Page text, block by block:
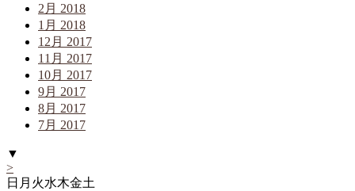
2月 2018
1月 2018
12月 2017
11月 2017
10月 2017
9月 2017
8月 2017
7月 2017
▼
>
日 月 火水木金土